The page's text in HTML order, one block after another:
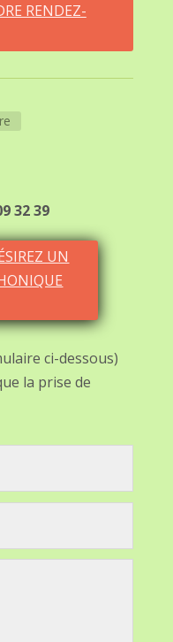
RENDEZ-
32 39
UN
ci-dessous)
la prise de